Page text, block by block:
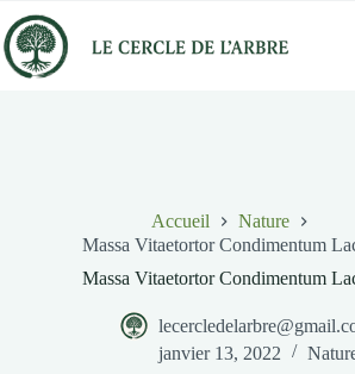
Accueil
Nature
Massa Vitaetortor Condimentum
Massa Vitaetortor Condimentum
janvier 13, 2022